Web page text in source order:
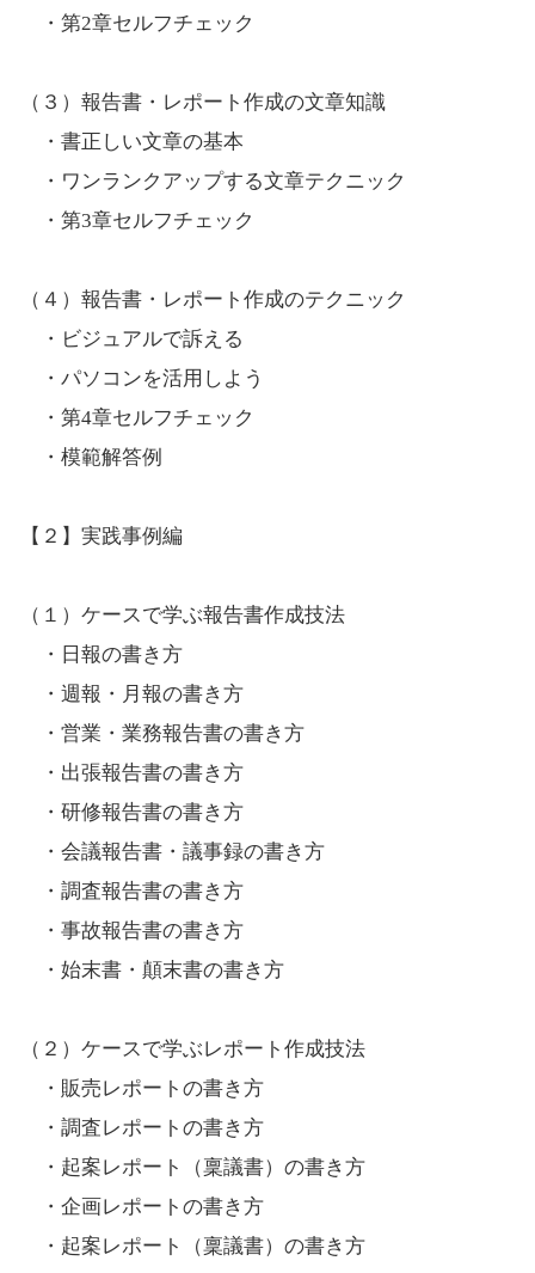
・第2章セルフチェック
（３）報告書・レポート作成の文章知識
・書正しい文章の基本
・ワンランクアップする文章テクニック
・第3章セルフチェック
（４）報告書・レポート作成のテクニック
・ビジュアルで訴える
・パソコンを活用しよう
・第4章セルフチェック
・模範解答例
【２】実践事例編
（１）ケースで学ぶ報告書作成技法
・日報の書き方
・週報・月報の書き方
・営業・業務報告書の書き方
・出張報告書の書き方
・研修報告書の書き方
・会議報告書・議事録の書き方
・調査報告書の書き方
・事故報告書の書き方
・始末書・顛末書の書き方
（２）ケースで学ぶレポート作成技法
・販売レポートの書き方
・調査レポートの書き方
・起案レポート（稟議書）の書き方
・企画レポートの書き方
・起案レポート（稟議書）の書き方